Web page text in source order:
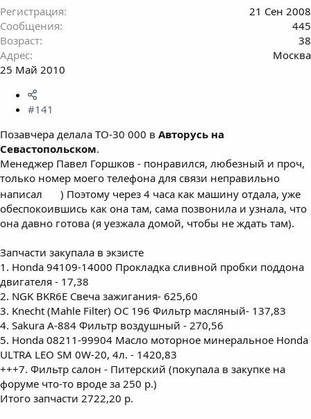
Регистрация
21 Сен 2008
Сообщения
445
Возраст
38
Адрес
Москва
25 Май 2010
#141
Позавчера делала ТО-30 000 в Авторусь на
Севастопольском.
Менеджер Павел Горшков - понравился, любезный и проч,
только номер моего телефона для связи неправильно
написал
) Поэтому через 4 часа как машину отдала, уже
обеспокоившись как она там, сама позвонила и узнала, что
она давно готова (я уезжала домой, чтобы не ждать там).
Запчасти закупала в экзисте
1. Honda 94109-14000 Прокладка сливной пробки поддона
двигателя - 17,38
2. NGK BKR6E Свеча зажигания- 625,60
3. Knecht (Mahle Filter) OC 196 Фильтр масляный- 137,83
4. Sakura A-884 Фильтр воздушный - 270,56
5. Honda 08211-99904 Масло моторное минеральное Honda
ULTRA LEO SM 0W-20, 4л. - 1420,83
+++7. Фильтр салон - Питерский (покупала в закупке на
форуме что-то вроде за 250 р.)
Итого запчасти 2722,20 р.